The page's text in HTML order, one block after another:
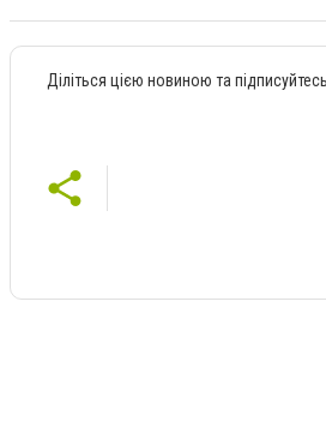
Діліться цією новиною та